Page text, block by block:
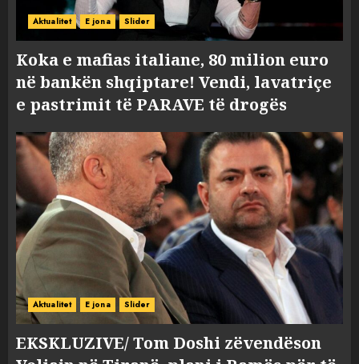
Aktualitet E jona Slider
Koka e mafias italiane, 80 milion euro
në bankën shqiptare! Vendi, lavatriçe
e pastrimit të PARAVE të drogës
Aktualitet E jona Slider
EKSKLUZIVE/ Tom Doshi zëvendëson